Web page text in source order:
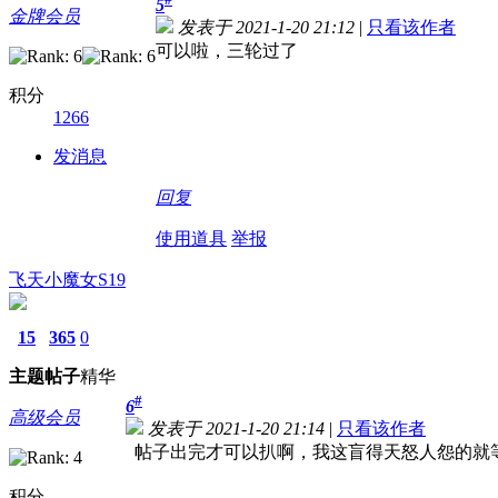
金牌会员
积分
1266
发消息
5
发表于 2021-1-20 21:12 | 只看该作者
可以啦，三轮过了
回复
使用道具 举报
飞天小魔女S19
15
主题
365
帖子
0
精华
高级会员
6#
发表于 2021-1-20 21:14 | 只看该作者
帖子出完才可以扒啊，我这盲得天怒人怨的就